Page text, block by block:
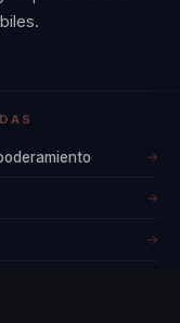
→
→
→